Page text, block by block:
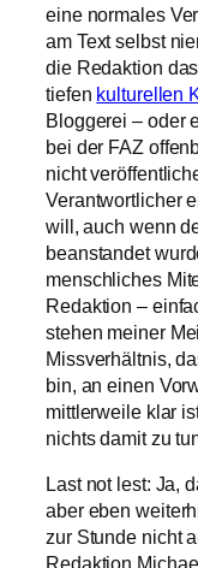
eine normales
am Text selbst
die Redaktion
tiefen kulturellen
Bloggerei – oder
bei der FAZ
nicht
Verantwortlicher
will, auch wenn
beanstandet
menschliches
Redaktion –
stehen meiner
Missverhältnis,
bin, an einen
mittlerweile klar
nichts damit zu
Last not lest: Ja,
aber eben
zur Stunde nicht
Redaktion